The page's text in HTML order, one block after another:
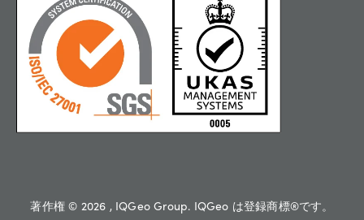
著作権 © 2026 , IQGeo Group. IQGeo は登録商標®です。